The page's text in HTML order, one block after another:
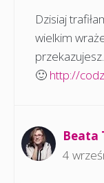
Dzisiaj
wielkim
🙂 http://
Beata
4